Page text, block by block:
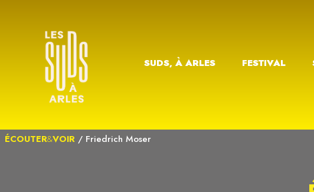
SUDS, À ARLES FESTIVAL
ÉCOUTER&VOIR / Friedrich Moser